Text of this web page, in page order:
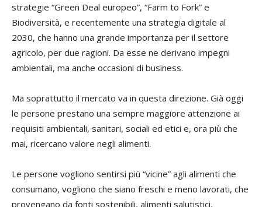
strategie “Green Deal europeo”, “Farm to Fork” e
Biodiversità, e recentemente una strategia digitale al
2030, che hanno una grande importanza per il settore
agricolo, per due ragioni. Da esse ne derivano impegni
ambientali, ma anche occasioni di business.
Ma soprattutto il mercato va in questa direzione. Già oggi
le persone prestano una sempre maggiore attenzione ai
requisiti ambientali, sanitari, sociali ed etici e, ora più che
mai, ricercano valore negli alimenti.
Le persone vogliono sentirsi più “vicine” agli alimenti che
consumano, vogliono che siano freschi e meno lavorati, che
provengano da fonti sostenibili, alimenti salutistici,